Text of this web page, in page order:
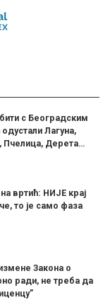
с Београдским
Лагуна,
Пчелица, Дерета…
вртић: НИЈЕ крај
то је само фаза
Закона о
ради, не треба да